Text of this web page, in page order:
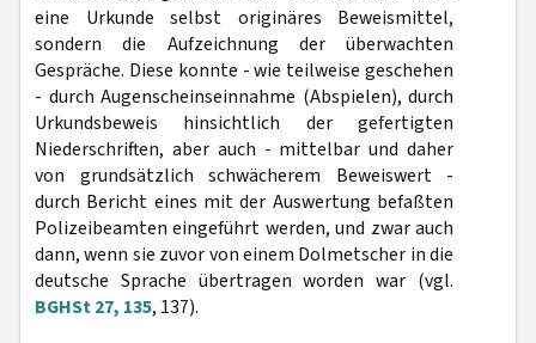
eine Urkunde selbst originäres Beweismittel,
sondern die Aufzeichnung der überwachten
Gespräche. Diese konnte - wie teilweise geschehen
- durch Augenscheinseinnahme (Abspielen), durch
Urkundsbeweis hinsichtlich der gefertigten
Niederschriften, aber auch - mittelbar und daher
von grundsätzlich schwächerem Beweiswert -
durch Bericht eines mit der Auswertung befaßten
Polizeibeamten eingeführt werden, und zwar auch
dann, wenn sie zuvor von einem Dolmetscher in die
deutsche Sprache übertragen worden war (vgl.
BGHSt 27, 135, 137).